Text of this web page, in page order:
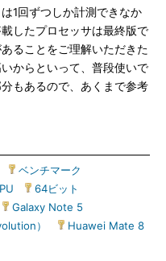
1回ずつしか計測できなか
したプロセッサは最終版で
ることをご理解いただきた
からといって、普段使いで
もあるので、あくまで参考
ベンチマーク
64ビット
Galaxy Note 5
）
Huawei Mate 8